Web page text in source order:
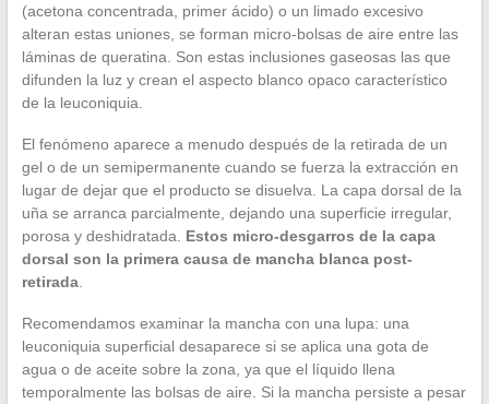
(acetona concentrada, primer ácido) o un limado excesivo
alteran estas uniones, se forman micro-bolsas de aire entre las
láminas de queratina. Son estas inclusiones gaseosas las que
difunden la luz y crean el aspecto blanco opaco característico
de la leuconiquia.
El fenómeno aparece a menudo después de la retirada de un
gel o de un semipermanente cuando se fuerza la extracción en
lugar de dejar que el producto se disuelva. La capa dorsal de la
uña se arranca parcialmente, dejando una superficie irregular,
porosa y deshidratada. Estos micro-desgarros de la capa
dorsal son la primera causa de mancha blanca post-
retirada.
Recomendamos examinar la mancha con una lupa: una
leuconiquia superficial desaparece si se aplica una gota de
agua o de aceite sobre la zona, ya que el líquido llena
temporalmente las bolsas de aire. Si la mancha persiste a pesar